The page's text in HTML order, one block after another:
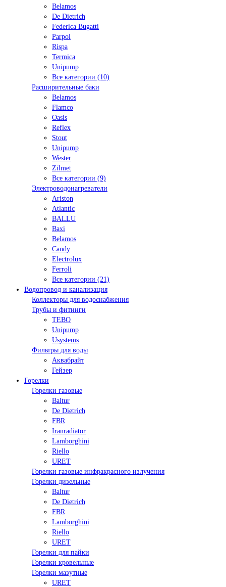
Belamos
De Dietrich
Federica Bugatti
Parpol
Rispa
Termica
Unipump
Все категории (10)
Расширительные баки
Belamos
Flamco
Oasis
Reflex
Stout
Unipump
Wester
Zilmet
Все категории (9)
Электроводонагреватели
Ariston
Atlantic
BALLU
Baxi
Belamos
Candy
Electrolux
Ferroli
Все категории (21)
Водопровод и канализация
Коллекторы для водоснабжения
Трубы и фитинги
TEBO
Unipump
Usystems
Фильтры для воды
Аквабрайт
Гейзер
Горелки
Горелки газовые
Baltur
De Dietrich
FBR
Iranradiator
Lamborghini
Riello
URET
Горелки газовые инфракрасного излучения
Горелки дизельные
Baltur
De Dietrich
FBR
Lamborghini
Riello
URET
Горелки для пайки
Горелки кровельные
Горелки мазутные
URET